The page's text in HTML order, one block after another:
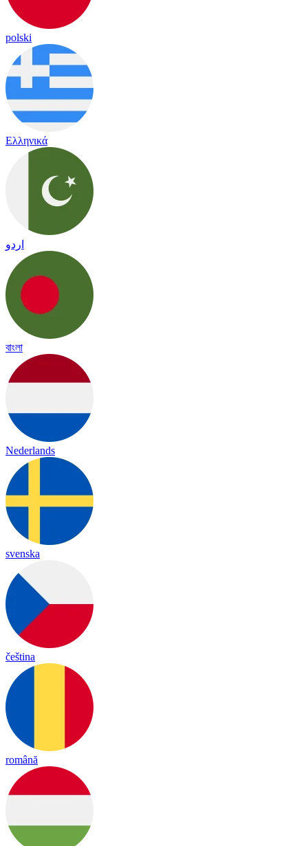
polski
Ελληνικά
اردو
বাংলা
Nederlands
svenska
čeština
română